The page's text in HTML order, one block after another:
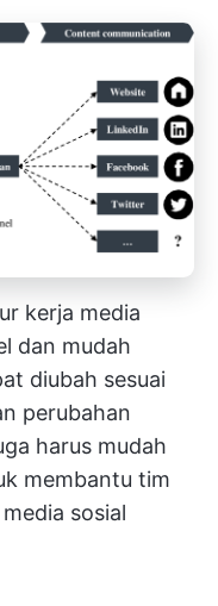
kerja media
dan mudah
diubah sesuai
perubahan
harus mudah
membantu tim
sosial